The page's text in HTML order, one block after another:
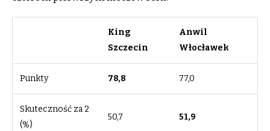
King
Szczecin
Anwil
Włocławek
Punkty 78,8 77,0
Skuteczność za 2
(%)
50,7 51,9